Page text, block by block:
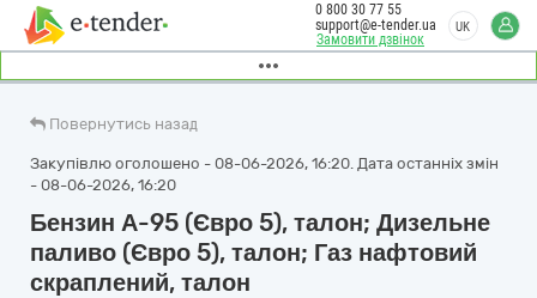
Замовити дзвінок
0 800 30 77 55
support@e-tender.ua
UK
Повернутись назад
Закупівлю оголошено - 08-06-2026, 16:20. Дата останніх змін
- 08-06-2026, 16:20
Бензин А-95 (Євро 5), талон; Дизельне
паливо (Євро 5), талон; Газ нафтовий
скраплений, талон